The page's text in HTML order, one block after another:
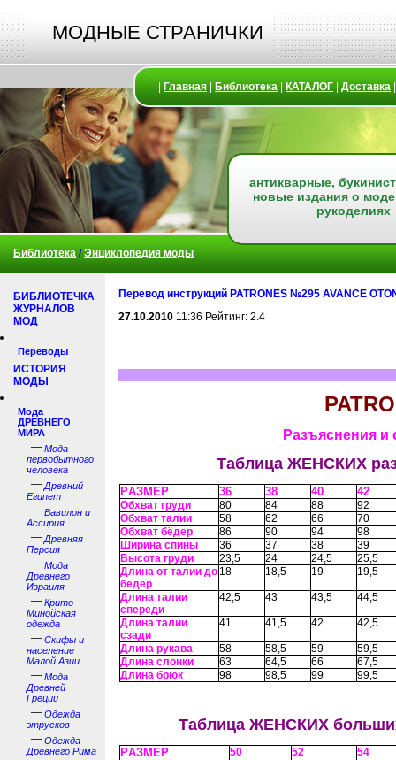
МОДНЫЕ СТРАНИЧКИ
Главная Библиотека КАТАЛОГ Доставка
антикварные,
новые издания о
рукоделиях
Библиотека /Энциклопедия моды
БИБЛИОТЕЧКА
ЖУРНАЛОВ
МОД
Переводы
ИСТОРИЯ
МОДЫ
Мода
ДРЕВНЕГО
МИРА
— Мода
первобытного
человека
— Древний
Египет
— Вавилон и
Ассирия
— Древняя
Персия
— Мода
Древнего
Израиля
— Крито-
Минойская
одежда
— Скифы и
население
Малой Азии.
— Мода
Древней
Греции
— Одежда
этрусков
— Одежда
Древнего Рима
Перевод инструкций PATRONES №295 AVANCE
27.10.2010 11:36 Рейтинг: 2.4
Разъяснения
Таблица ЖЕНСКИХ
РAЗМЕР 36 38 40 42
Обхват груди 80 84 88
92
Обхват талии
58 62 66
70
Обхват бёдер
86 90 94
98
Ширина спины
36 37 38
39
Высота груди
23,5 24 24,5
25,5
Длина от талии до
бедер
18 18,5 19 19,5
Длина талии
спереди
42,5 43 43,5 44,5
Длина талии
сзади
41 41,5 42 42,5
Длина рукава 58 58,5 59
59,5
Длина слонки
63 64,5 66
67,5
Длина брюк
98 98,5 99 99,5
Таблица ЖЕНСКИХ
РAЗМЕР 50 52
54